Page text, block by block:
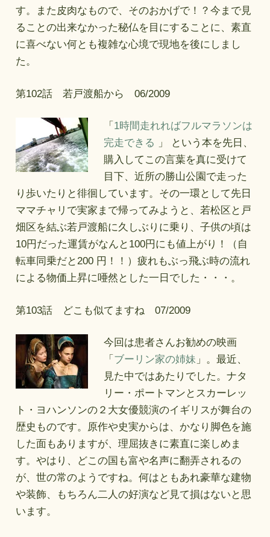
す。また皮肉なもので、そのおかげで！？今まで見
ることの出来なかった秘仏を目にすることに、素直
に喜べない何とも複雑な心境で現地を後にしまし
た。
第102話 若戸渡船から 06/2009
「 1時間走れればフルマラソンは
完走できる 」 という本を先日、
購入してこの言葉を真に受けて
目下、近所の勝山公園で走った
り歩いたりと徘徊しています。その一環として先日
ママチャリで実家まで帰ってみようと、若松区と戸
畑区を結ぶ若戸渡船に久しぶりに乗り、子供の頃は
10円だった運賃がなんと100円にも値上がり！（自
転車同乗だと200 円！！）疲れもぶっ飛ぶ時の流れ
による物価上昇に唖然とした一日でした・・・。
第103話 どこも似てますね 07/2009
今回は患者さんお勧めの映画
「 ブーリン家の姉妹 」。最近、
見た中ではあたりでした。ナタ
リー・ポートマンとスカーレッ
ト・ヨハンソンの２大女優競演のイギリスが舞台の
歴史ものです。原作や史実からは、かなり脚色を施
した面もありますが、理屈抜きに素直に楽しめま
す。やはり、どこの国も富や名声に翻弄されるの
が、世の常のようですね。何はともあれ豪華な建物
や装飾、もちろん二人の好演など見て損はないと思
います。